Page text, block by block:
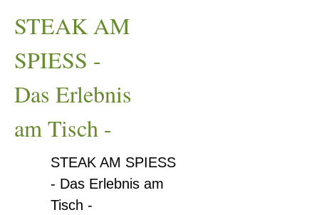
STEAK AM
SPIESS -
Das Erlebnis
am Tisch -
STEAK AM SPIESS
- Das Erlebnis am
Tisch -